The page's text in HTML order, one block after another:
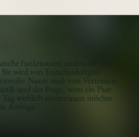
funktioniert anders als viele
wird von Entscheidungen
Natur sind: von Vertrauen,
und der Frage, wem ein Paar
Tag wirklich anvertrauen möchte
Anfrage."